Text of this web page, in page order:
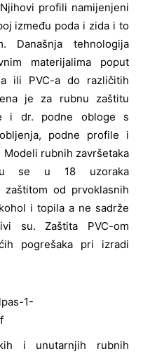
profili namijenjeni
između poda i zida i to
Današnja tehnologija
materijalima poput
ili PVC-a do različitih
je za rubnu zaštitu
i dr. podne obloge s
podne profile i
rubnih završetaka
se u 18 uzoraka
od prvoklasnih
i topila a ne sadrže
su. Zaštita PVC-om
pogrešaka pri izradi
i unutarnjih rubnih